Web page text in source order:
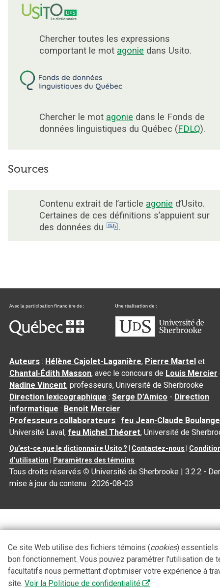
Chercher toutes les expressions
comportant le mot agonie dans Usito.
Chercher le mot agonie dans le Fonds de
données linguistiques du Québec (FDLQ).
Sources
Contenu extrait de l’article agonie d’Usito.
Certaines de ces définitions s’appuient sur
des données du
.
Auteurs : Hélène Cajolet-Laganière, Pierre Martel et
Chantal‑Édith Masson, avec le concours de Louis Mercier
Nadine Vincent, professeurs, Université de Sherbrooke
Direction lexicographique :Serge D’Amico - Direction
informatique : Benoit Mercier
Professeurs collaborateurs :feu Jean-Claude
Université Laval,feu Michel Théoret, Université de
Qu’est-ce que le dictionnaire Usito ? Contactez-nous
d’utilisation
Paramètres des témoins
Tous droits réservés © Université de Sherbrooke |3.2.2 -
mise à jour du contenu :2026-08-03
Ce site Web utilise des fichiers témoins (cookies) essentiels
bon fonctionnement. Vous pouvez paramétrer l'utilisation de
facultatifs nous permettant d'optimiser votre expérience à
site. Voir la Politique de confidentialité